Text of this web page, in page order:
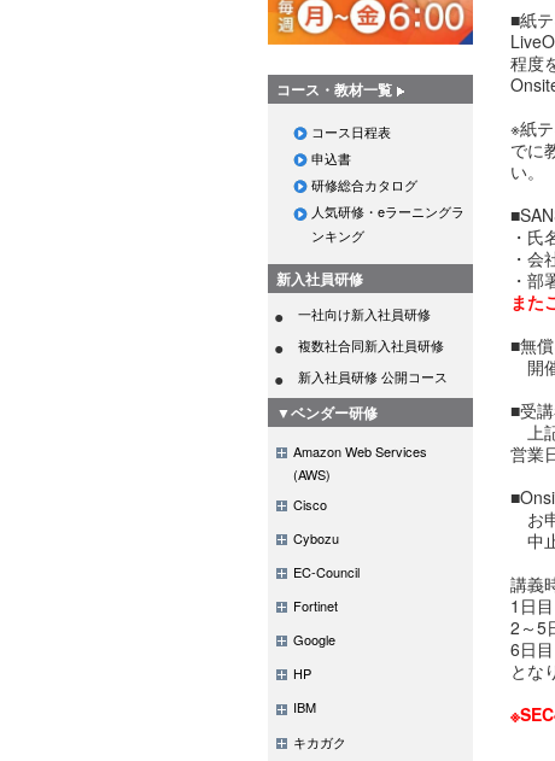
コース・教材一覧
コース日程表
申込書
研修総合カタログ
人気研修・eラーニングラ
ンキング
新入社員研修
一社向け新入社員研修
複数社合同新入社員研修
新入社員研修 公開コース
▼ベンダー研修
Amazon Web Services
(AWS)
Cisco
Cybozu
EC-Council
Fortinet
Google
HP
IBM
キカガク
■紙
程度
※紙
でに
い。
・氏
・会
・部
また
■無
開
■受
上
営業
お
中
講義
1
2～5
6
とな